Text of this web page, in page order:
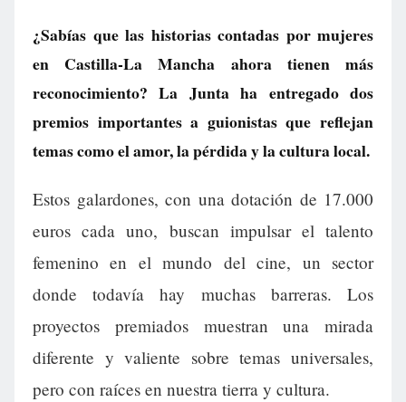
¿Sabías que las historias contadas por mujeres
en Castilla-La Mancha ahora tienen más
reconocimiento? La Junta ha entregado dos
premios importantes a guionistas que reflejan
temas como el amor, la pérdida y la cultura local.
Estos galardones, con una dotación de 17.000
euros cada uno, buscan impulsar el talento
femenino en el mundo del cine, un sector
donde todavía hay muchas barreras. Los
proyectos premiados muestran una mirada
diferente y valiente sobre temas universales,
pero con raíces en nuestra tierra y cultura.